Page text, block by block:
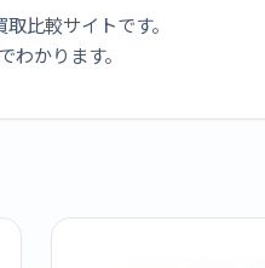
比較サイトです。
かります。